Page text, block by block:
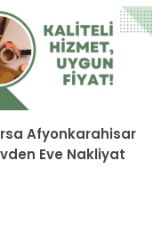
Afyonkarahisar
Eve Nakliyat